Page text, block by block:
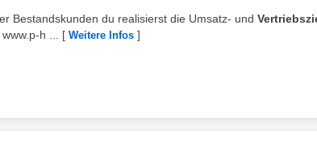
Bestandskunden du realisierst die Umsatz- und
h ...
[ Weitere Infos ]